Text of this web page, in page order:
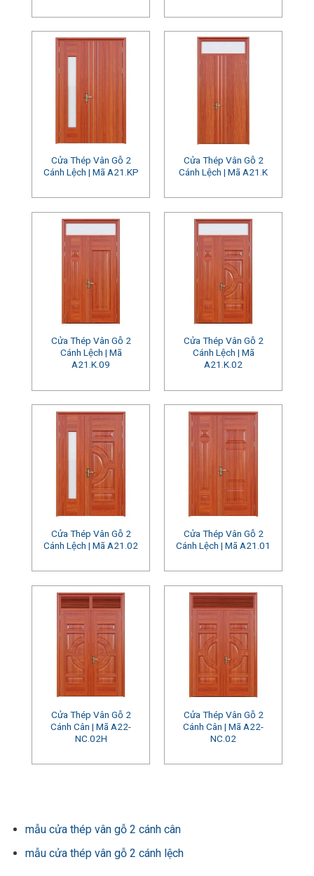
Cửa Thép Vân Gỗ 2
Cánh Lệch | Mã A21.KP
Cửa Thép Vân Gỗ 2
Cánh Lệch | Mã A21.K
Cửa Thép Vân Gỗ 2
Cánh Lệch | Mã
A21.K.09
Cửa Thép Vân Gỗ 2
Cánh Lệch | Mã
A21.K.02
Cửa Thép Vân Gỗ 2
Cánh Lệch | Mã A21.02
Cửa Thép Vân Gỗ 2
Cánh Lệch | Mã A21.01
Cửa Thép Vân Gỗ 2
Cánh Cân | Mã A22-
NC.02H
Cửa Thép Vân Gỗ 2
Cánh Cân | Mã A22-
NC.02
mẫu cửa thép vân gỗ 2 cánh cân
mẫu cửa thép vân gỗ 2 cánh lệch